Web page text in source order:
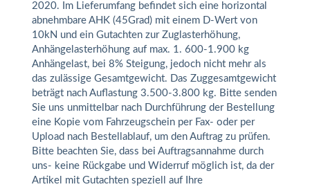
2020. Im Lieferumfang befindet sich eine horizontal
abnehmbare AHK (45Grad) mit einem D-Wert von
10kN und ein Gutachten zur Zuglasterhöhung,
Anhängelasterhöhung auf max. 1. 600-1.900 kg
Anhängelast, bei 8% Steigung, jedoch nicht mehr als
das zulässige Gesamtgewicht. Das Zuggesamtgewicht
beträgt nach Auflastung 3.500-3.800 kg. Bitte senden
Sie uns unmittelbar nach Durchführung der Bestellung
eine Kopie vom Fahrzeugschein per Fax- oder per
Upload nach Bestellablauf, um den Auftrag zu prüfen.
Bitte beachten Sie, dass bei Auftragsannahme durch
uns- keine Rückgabe und Widerruf möglich ist, da der
Artikel mit Gutachten speziell auf Ihre